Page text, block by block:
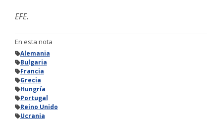
EFE.
En esta nota
Alemania
Bulgaria
Francia
Grecia
Hungría
Portugal
Reino Unido
Ucrania